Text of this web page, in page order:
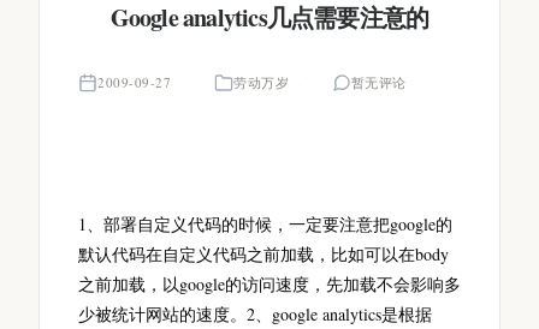
Google analytics几点需要注意的
2009-09-27 劳动万岁 暂无评论
1、部署自定义代码的时候，一定要注意把google的
默认代码在自定义代码之前加载，比如可以在body
之前加载，以google的访问速度，先加载不会影响多
少被统计网站的速度。2、google analytics是根据